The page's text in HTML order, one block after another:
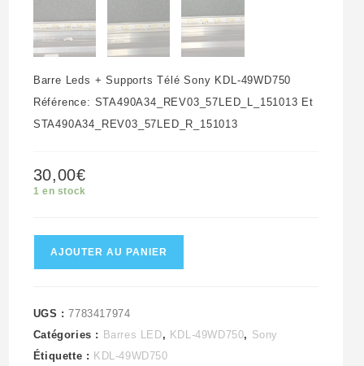
Barre Leds + Supports Télé Sony KDL-49WD750
Référence: STA490A34_REV03_57LED_L_151013 Et
STA490A34_REV03_57LED_R_151013
30,00€
1 en stock
de
Leds
+
Supports
AJOUTER AU PANIER
UGS :7783417974
Catégories : Barres LED, KDL-49WD750, Sony
Étiquette : KDL-49WD750